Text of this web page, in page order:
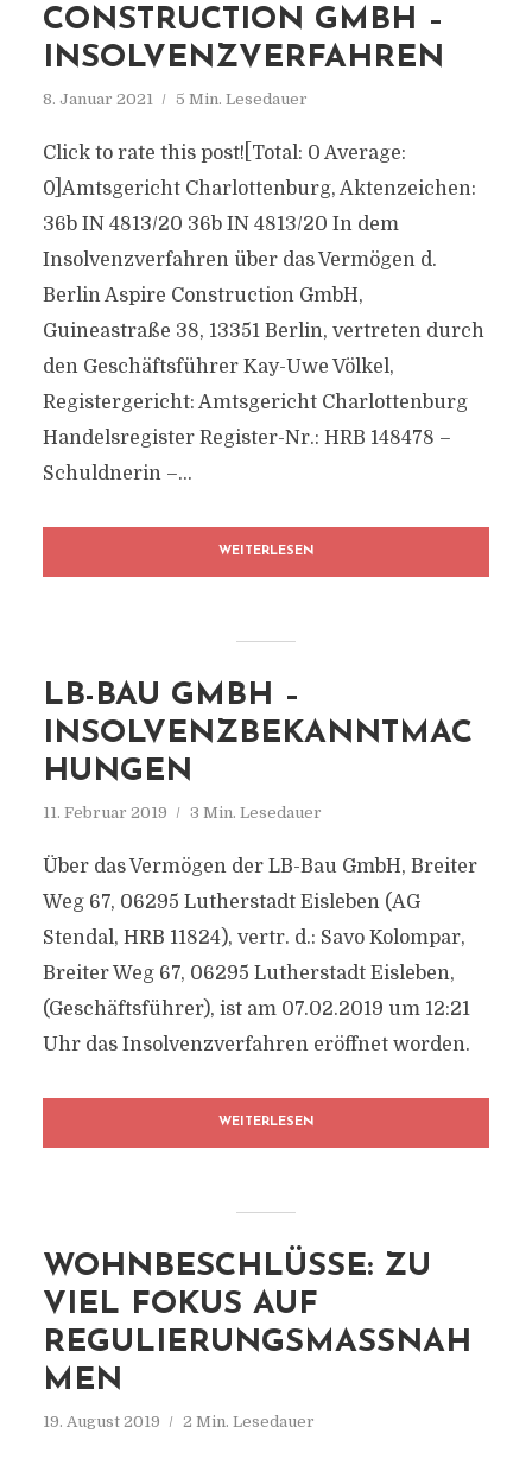
CONSTRUCTION GMBH –
INSOLVENZVERFAHREN
8. Januar 2021 5 Min. Lesedauer
Click to rate this post![Total: 0 Average:
0]Amtsgericht Charlottenburg, Aktenzeichen:
36b IN 4813/20 36b IN 4813/20 In dem
Insolvenzverfahren über das Vermögen d.
Berlin Aspire Construction GmbH,
Guineastraße 38, 13351 Berlin, vertreten durch
den Geschäftsführer Kay-Uwe Völkel,
Registergericht: Amtsgericht Charlottenburg
Handelsregister Register-Nr.: HRB 148478 –
Schuldnerin –...
WEITERLESEN
LB-BAU GMBH –
INSOLVENZBEKANNTMAC
HUNGEN
11. Februar 2019 3 Min. Lesedauer
Über das Vermögen der LB-Bau GmbH, Breiter
Weg 67, 06295 Lutherstadt Eisleben (AG
Stendal, HRB 11824), vertr. d.: Savo Kolompar,
Breiter Weg 67, 06295 Lutherstadt Eisleben,
(Geschäftsführer), ist am 07.02.2019 um 12:21
Uhr das Insolvenzverfahren eröffnet worden.
WEITERLESEN
WOHNBESCHLÜSSE: ZU
VIEL FOKUS AUF
REGULIERUNGSMASSNAHM
EN
19. August 2019 2 Min. Lesedauer